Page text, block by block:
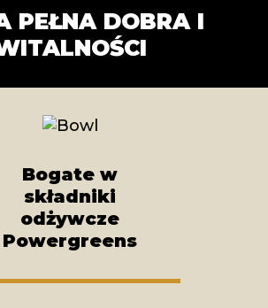
PEŁNA DOBRA I
Bogate w
składniki
odżywcze
Powergreens